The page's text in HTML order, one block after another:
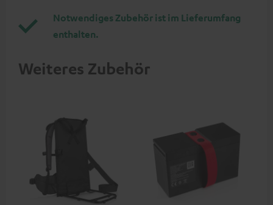
Notwendiges Zubehör ist im Lieferumfang
enthalten.
Weiteres Zubehör